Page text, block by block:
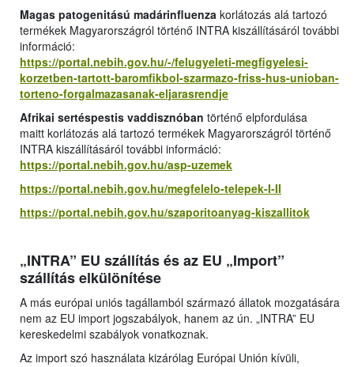
Magas patogenitású madárinfluenza korlátozás alá tartozó
termékek Magyarországról történő INTRA kiszállításáról további
információ:
https://portal.nebih.gov.hu/-/felugyeleti-megfigyelesi-
korzetben-tartott-baromfikbol-szarmazo-friss-hus-unioban-
torteno-forgalmazasanak-eljarasrendje
Afrikai sertéspestis vaddisznóban történő elpfordulása
maitt korlátozás alá tartozó termékek Magyarországról történő
INTRA kiszállításáról további információ:
https://portal.nebih.gov.hu/asp-uzemek
https://portal.nebih.gov.hu/megfelelo-telepek-I-II
https://portal.nebih.gov.hu/szaporitoanyag-kiszallitok
„INTRA” EU szállítás és az EU „Import”
szállítás elkülönítése
A más európai uniós tagállamból származó állatok mozgatására
nem az EU import jogszabályok, hanem az ún. „INTRA” EU
kereskedelmi szabályok vonatkoznak.
Az import szó használata kizárólag Európai Unión kívüli,